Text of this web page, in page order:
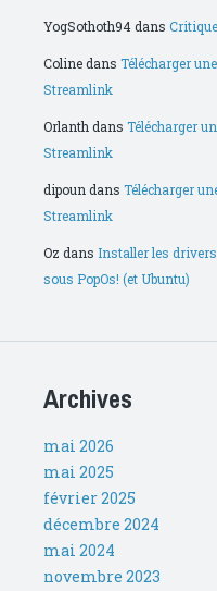
YogSothoth94dans
Colinedans Télécharger
Streamlink
Orlanthdans Télécharger
Streamlink
dipoundans Télécharger
Streamlink
Oz dans Installer les
sous PopOs! (et Ubuntu)
Archives
mai 2026
mai 2025
février 2025
décembre 2024
mai 2024
novembre 2023